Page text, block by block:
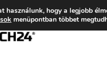
2618 Ft-tól
használunk, hogy a legjobb
menüpontban többet